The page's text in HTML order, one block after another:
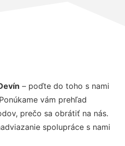
– poďte do toho s nami
vám prehľad
prečo sa obrátiť na nás.
spolupráce s nami